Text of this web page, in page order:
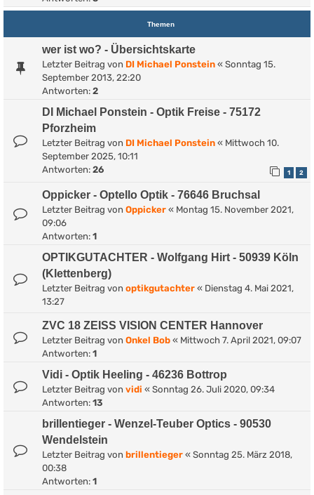
Themen
wer ist wo? - Übersichtskarte
Letzter Beitrag von DI Michael Ponstein « Sonntag 15.
September 2013, 22:20
Antworten: 2
DI Michael Ponstein - Optik Freise - 75172
Pforzheim
Letzter Beitrag von DI Michael Ponstein « Mittwoch 10.
September 2025, 10:11
Antworten: 26 1 2
Oppicker - Optello Optik - 76646 Bruchsal
Letzter Beitrag von Oppicker « Montag 15. November 2021,
09:06
Antworten: 1
OPTIKGUTACHTER - Wolfgang Hirt - 50939 Köln
(Klettenberg)
Letzter Beitrag von optikgutachter « Dienstag 4. Mai 2021,
13:27
ZVC 18 ZEISS VISION CENTER Hannover
Letzter Beitrag von Onkel Bob « Mittwoch 7. April 2021, 09:07
Antworten: 1
Vidi - Optik Heeling - 46236 Bottrop
Letzter Beitrag von vidi « Sonntag 26. Juli 2020, 09:34
Antworten: 13
brillentieger - Wenzel-Teuber Optics - 90530
Wendelstein
Letzter Beitrag von brillentieger « Sonntag 25. März 2018,
00:38
Antworten: 1